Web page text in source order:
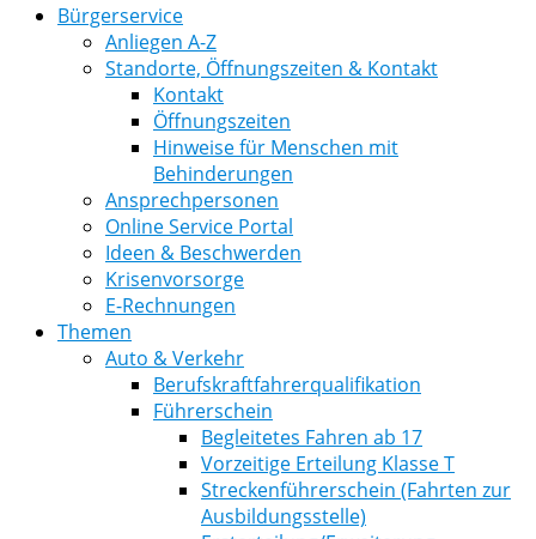
Bürgerservice
Anliegen A-Z
Standorte, Öffnungszeiten & Kontakt
Kontakt
Öffnungszeiten
Hinweise für Menschen mit
Behinderungen
Ansprechpersonen
Online Service Portal
Ideen & Beschwerden
Krisenvorsorge
E-Rechnungen
Themen
Auto & Verkehr
Berufskraftfahrerqualifikation
Führerschein
Begleitetes Fahren ab 17
Vorzeitige Erteilung Klasse T
Streckenführerschein (Fahrten zur
Ausbildungsstelle)